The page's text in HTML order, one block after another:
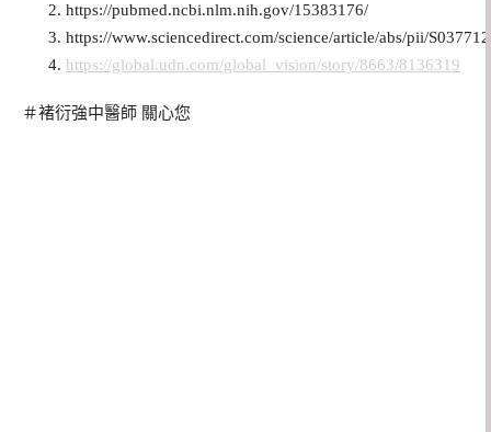
https://pubmed.ncbi.nlm.nih.gov/15383176/
https://www.sciencedirect.com/science/article/abs/pii/
https://global.udn.com/global_vision/story/8663/8136319
＃褚衍強中醫師 關心您